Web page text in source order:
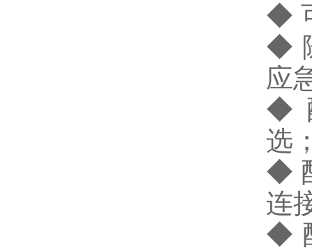
◆
◆
应
◆
选
◆
连
◆